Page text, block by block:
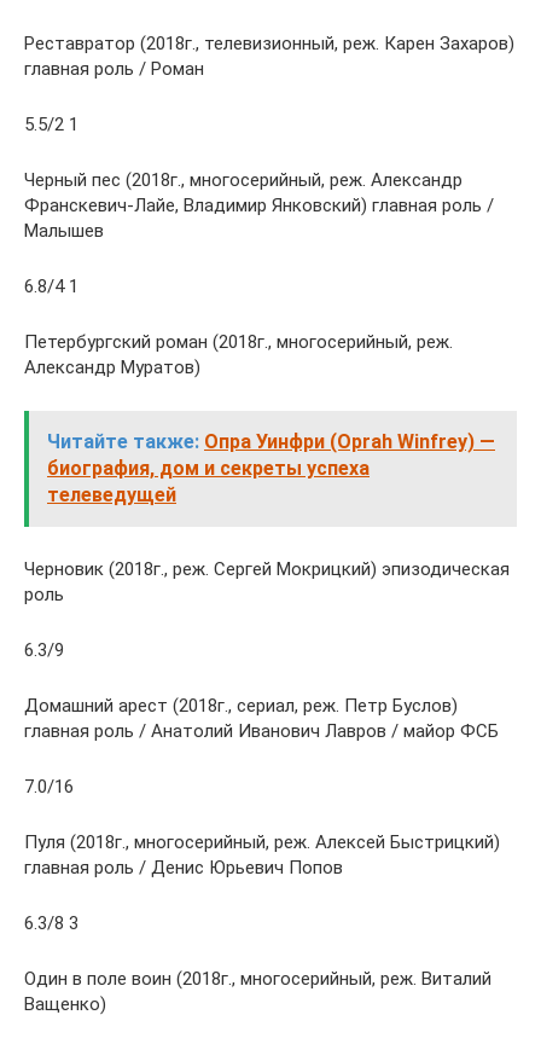
Реставратор (2018г., телевизионный, реж. Карен Захаров)
главная роль / Роман
5.5/2 1
Черный пес (2018г., многосерийный, реж. Александр
Франскевич-Лайе, Владимир Янковский) главная роль /
Малышев
6.8/4 1
Петербургский роман (2018г., многосерийный, реж.
Александр Муратов)
Читайте также: Опра Уинфри (Oprah Winfrey) —
биография, дом и секреты успеха
телеведущей
Черновик (2018г., реж. Сергей Мокрицкий) эпизодическая
роль
6.3/9
Домашний арест (2018г., сериал, реж. Петр Буслов)
главная роль / Анатолий Иванович Лавров / майор ФСБ
7.0/16
Пуля (2018г., многосерийный, реж. Алексей Быстрицкий)
главная роль / Денис Юрьевич Попов
6.3/8 3
Один в поле воин (2018г., многосерийный, реж. Виталий
Ващенко)